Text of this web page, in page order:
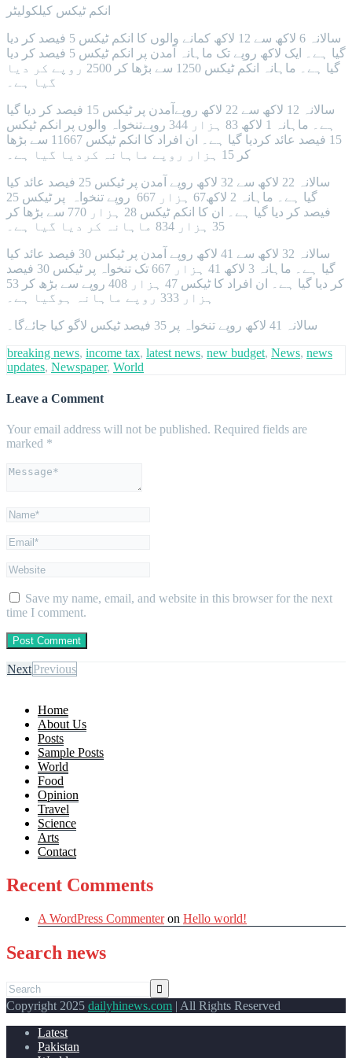
انکم ٹیکس کیلکولیٹر
سالانہ 6 لاکھ سے 12 لاکھ کمانے والوں کا انکم ٹیکس 5 فیصد کر دیا
گیا ہے۔ ایک لاکھ روپے تک ماہانہ آمدن پر انکم ٹیکس 5 فیصد کر دیا
گیا ہے۔ ماہانہ انکم ٹیکس 1250 سے بڑھا کر 2500 روپے کر دیا
گیا ہے۔
سالانہ 12 لاکھ سے 22 لاکھ روپےآمدن پر ٹیکس 15 فیصد کر دیا گیا
ہے۔ ماہانہ 1 لاکھ 83 ہزار 344 روپےتنخواہ والوں پر انکم ٹیکس
15 فیصد عائد کردیا گیا ہے۔ ان افراد کا انکم ٹیکس 11667 سے بڑھا
کر 15 ہزار روپے ماہانہ کردیا گیا ہے۔
سالانہ 22 لاکھ سے 32 لاکھ روپے آمدن پر ٹیکس 25 فیصد عائد کیا
گیا ہے۔ ماہانہ 2 لاکھ67 ہزار 667 روپے تنخواہ پر ٹیکس 25
فیصد کر دیا گیا ہے۔ ان کا انکم ٹیکس 28 ہزار 770 سے بڑھا کر
35 ہزار 834 ماہانہ کر دیا گیا ہے۔
سالانہ 32 لاکھ سے 41 لاکھ روپے آمدن پر ٹیکس 30 فیصد عائد کیا
گیا ہے۔ ماہانہ 3 لاکھ 41 ہزار 667 تک تنخواہ پر ٹیکس 30 فیصد
کر دیا گیا ہے۔ ان افراد کا ٹیکس 47 ہزار 408 روپے سے بڑھ کر 53
ہزار 333 روپے ماہانہ ہوگیا ہے۔
سالانہ 41 لاکھ روپے تنخواہ پر 35 فیصد ٹیکس لاگو کیا جائےگا۔
breaking news, income tax, latest news, new budget, News, news
updates, Newspaper, World
Leave a Comment
Your email address will not be published. Required fields are
marked *
Save my name, email, and website in this browser for the next
time I comment.
NextPrevious
Home
About Us
Posts
Sample Posts
World
Food
Opinion
Travel
Science
Arts
Contact
Recent Comments
A WordPress Commenteron Hello world!
Search news
Copyright 2025 dailyhinews.com | All Rights Reserved
Latest
Pakistan